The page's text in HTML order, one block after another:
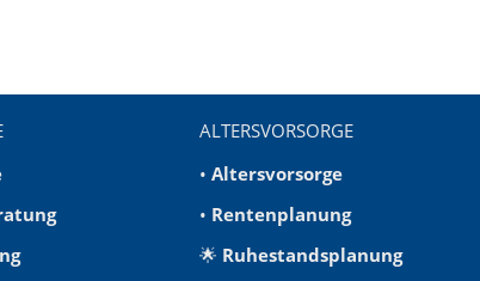
ALTERSVORSORGE
• Altersvorsorge
• Rentenplanung
🌟 Ruhestandsplanung